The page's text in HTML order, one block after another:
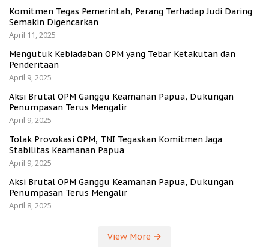
Komitmen Tegas Pemerintah, Perang Terhadap Judi Daring
Semakin Digencarkan
April 11, 2025
Mengutuk Kebiadaban OPM yang Tebar Ketakutan dan
Penderitaan
April 9, 2025
Aksi Brutal OPM Ganggu Keamanan Papua, Dukungan
Penumpasan Terus Mengalir
April 9, 2025
Tolak Provokasi OPM, TNI Tegaskan Komitmen Jaga
Stabilitas Keamanan Papua
April 9, 2025
Aksi Brutal OPM Ganggu Keamanan Papua, Dukungan
Penumpasan Terus Mengalir
April 8, 2025
View More